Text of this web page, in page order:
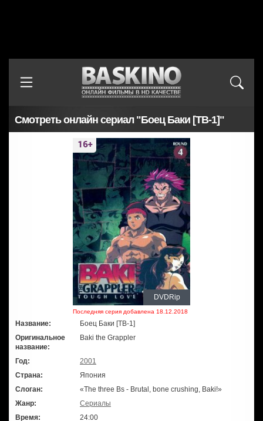
Смотреть онлайн сериал "Боец Баки [ТВ-1]"
DVDRip
Последняя серия добавлена 18.12.2018
Название:
Боец Баки [ТВ-1]
Оригинальное
название:
Baki the Grappler
Год:
2001
Страна:
Япония
Слоган:
«The three Bs - Brutal, bone crushing, Baki!»
Жанр:
Сериалы
Время:
24:00